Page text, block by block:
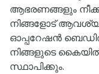
ആഭരണങ്ങളും
നിങ്ങളോട്
ഓപ്പറേഷൻ
നിങ്ങളുടെ
സ്ഥാപിക്കും.